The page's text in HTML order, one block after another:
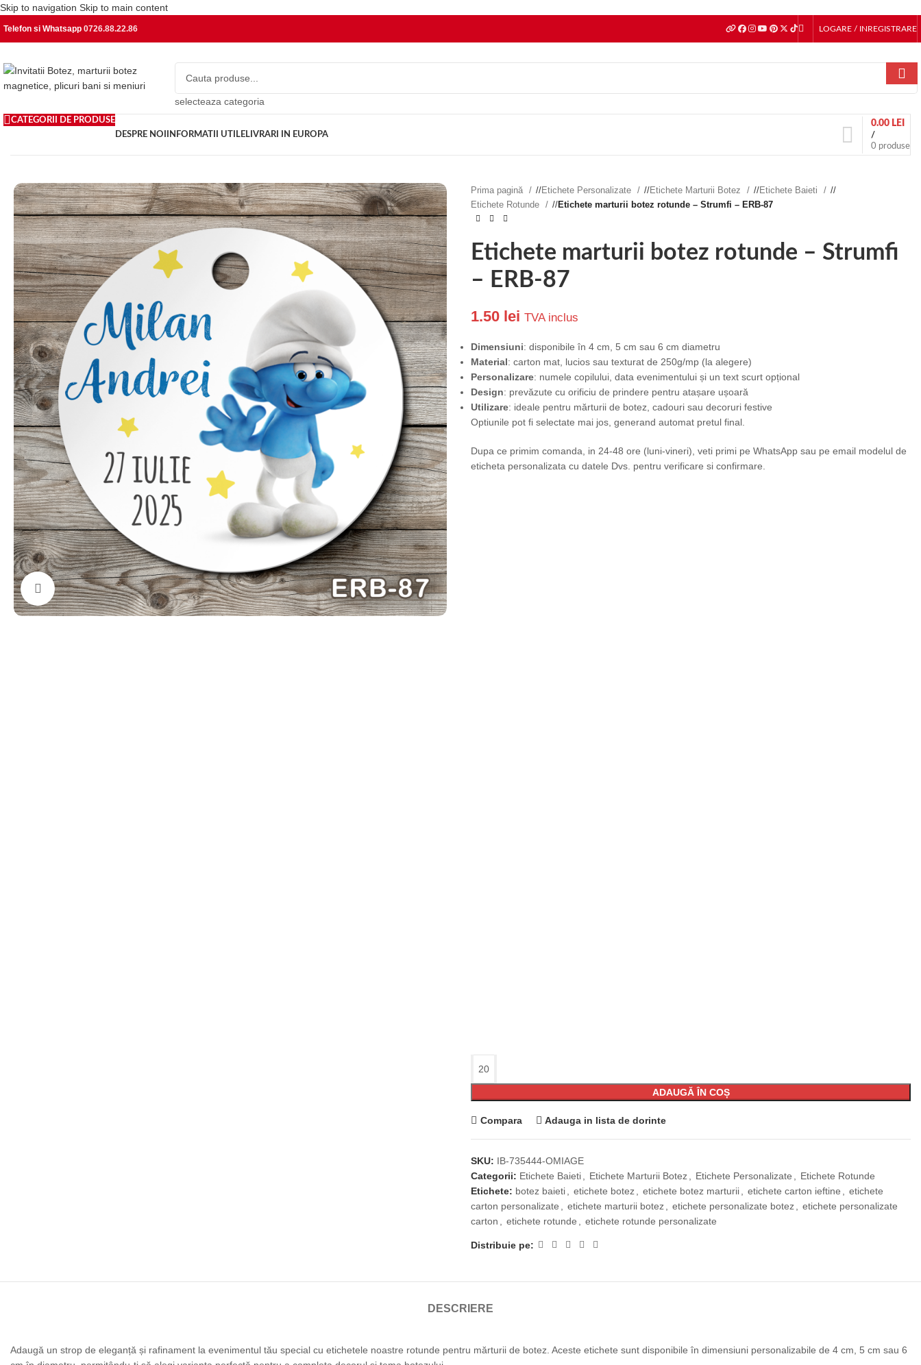
Skip to navigation Skip to main content
Telefon si Whatsapp 0726.88.22.86 LOGARE / INREGISTRARE
selecteaza categoria
CATEGORII DE PRODUSE
DESPRE NOI
INFORMATII UTILELIVRARI IN EUROPA
0 produse
/
0.00 LEI
Click to enlarge
Prima pagină / Etichete Personalizate / Etichete Marturii Botez / Etichete Baieti
/
Etichete Rotunde
/ Etichete marturii botez rotunde – Strumfi – ERB-87
Etichete marturii botez rotunde – Strumfi
– ERB-87
1.50 lei TVA inclus
Dimensiuni: disponibile în 4 cm, 5 cm sau 6 cm diametru
Material: carton mat, lucios sau texturat de 250g/mp (la alegere)
Personalizare: numele copilului, data evenimentului și un text scurt opțional
Design: prevăzute cu orificiu de prindere pentru atașare ușoară
Utilizare: ideale pentru mărturii de botez, cadouri sau decoruri festive
Optiunile pot fi selectate mai jos, generand automat pretul final.
Dupa ce primim comanda, in 24-48 ore (luni-vineri), veti primi pe WhatsApp sau pe email modelul de
eticheta personalizata cu datele Dvs. pentru verificare si confirmare.
ADAUGĂ ÎN COȘ
Compara Adauga in lista de dorinte
SKU: IB-735444-OMIAGE
Categorii: Etichete Baieti Etichete Marturii Botez Etichete Personalizate
Etichete Rotunde
Etichete: botez baieti etichete botez etichete botez marturii etichete carton ieftine
etichete
carton personalizate
etichete marturii botez etichete personalizate botez
etichete personalizate
carton
etichete rotunde etichete rotunde personalizate
Distribuie pe:
DESCRIERE
Adaugă un strop de eleganță și rafinament la evenimentul tău special cu etichetele noastre rotunde pentru mărturii de botez. Aceste etichete sunt disponibile în dimensiuni personalizabile de 4 cm, 5 cm sau 6